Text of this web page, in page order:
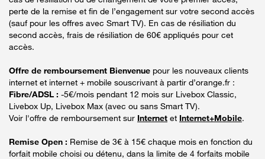
perte de la remise et fin de l’engagement sur votre second accès
(sauf pour les offres avec Smart TV). En cas de résiliation du
second accès, frais de résiliation de 60€ appliqués pour cet
accès.
Offre de remboursement Bienvenue pour les nouveaux clients
internet et internet + mobile souscrivant à partir d’orange.fr :
Fibre/ADSL : -5€/mois pendant 12 mois sur Livebox Classic,
Livebox Up, Livebox Max (avec ou sans Smart TV).
Voir l'offre de remboursement sur Internet et Internet+Mobile.
Remise Open : Remise de 3€ à 15€ chaque mois en fonction du
forfait mobile choisi ou détenu, dans la limite de 4 forfaits mobile